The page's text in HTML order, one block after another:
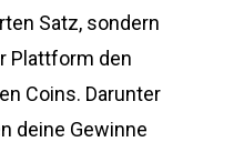
Satz, sondern
Plattform den
Coins. Darunter
deine Gewinne